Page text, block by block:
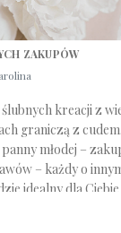
ZAKUPÓW
kreacji z
graniczą z
młodej –
– każdy o
idealny dla Ciebie.